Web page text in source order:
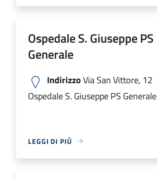
Ospedale S. Giuseppe PS
Generale
IndirizzoVia San Vittore, 12
Ospedale S. Giuseppe PS
LEGGI DI PIÙ